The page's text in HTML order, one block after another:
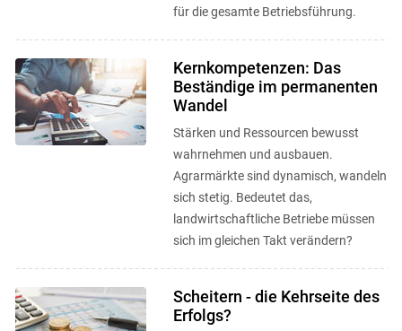
für die gesamte Betriebsführung.
Kernkompetenzen: Das
Beständige im permanenten
Wandel
Stärken und Ressourcen bewusst
wahrnehmen und ausbauen.
Agrarmärkte sind dynamisch, wandeln
sich stetig. Bedeutet das,
landwirtschaftliche Betriebe müssen
sich im gleichen Takt verändern?
Scheitern - die Kehrseite des
Erfolgs?